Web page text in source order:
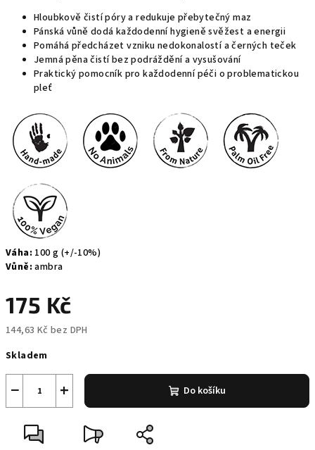
Hloubkově čistí póry a redukuje přebytečný maz
Pánská vůně dodá každodenní hygieně svěžest a energii
Pomáhá předcházet vzniku nedokonalostí a černých teček
Jemná pěna čistí bez podráždění a vysušování
Praktický pomocník pro každodenní péči o problematickou
pleť
Váha: 100 g (+/-10%)
Vůně: ambra
175 Kč
144,63 Kč bez DPH
cena:
Skladem
+
− Do košíku